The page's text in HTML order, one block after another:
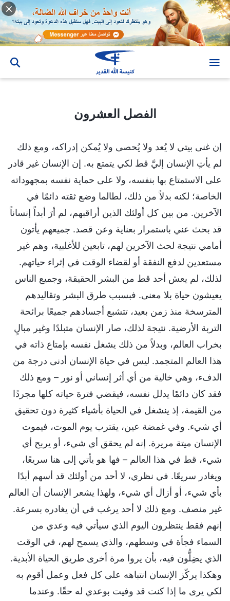
الفصل العشرون
إن غنى بيتي لا يُعد ولا يُحصى ولا يُمكن إدراكه، ومع ذلك
لم يأتِ الإنسان إليَّ قط لكي يتمتع به. إن الإنسان غير قادر
على الاستمتاع بها بنفسه، ولا على حماية نفسه بمجهوداته
الخاصة؛ لكنه بدلاً من ذلك، لطالما وضع ثقته دائمًا في
الآخرين. من بين كل أولئك الذين أراقبهم، لم أرَ أبداً إنساناً
قد بحث عني باستمرار بعناية وعن قصد. جميعهم يأتون
أمامي نتيجة لحث الآخرين لهم، تابعين للأغلبية، وهم غير
مستعدين لدفع النفقة أو لقضاء الوقت في إثراء حياتهم.
لذلك، لم يعش أحد قط من البشر الحقيقة، وجميع الناس
يعيشون حياة بلا معنى. فبسبب طرق البشر وتقاليدهم
المترسخة منذ زمن بعيد، تتشبع أجسادهم جميعًا برائحة
التربة الأرضية. نتيجة لذلك، صار الإنسان متبلدًا وغير مبالٍ
بخراب العالم، وبدلاً من ذلك يشغل نفسه بإمتاع ذاته في
هذا العالم المتجمد. ليس في حياة الإنسان أدنى درجة من
الدفء، وهي خالية من أي أثر إنساني أو نور – ومع ذلك
فقد كان دائمًا يدلل نفسه، فيقضي فترة حياته كلها مجردًا
من القيمة، إذ ينشغل في الحياة بأشياء كثيرة دون تحقيق
أي شيء. وفي غمضة عين، يقترب يوم الموت، فيموت
الإنسان ميتة مريرة. إنه لم يحقق أي شيء، أو يربح أي
شيء، قط في هذا العالم – فها هو يأتي إلى هنا سريعًا،
ويغادر سريعًا. في نظري، لا أحد من أولئك قد أسهم أبدًا
بأي شيء، أو أزال أي شيء، ولهذا يشعر الإنسان أن العالم
غير منصف. ومع ذلك لا أحد يرغب في أن يغادره بسرعة.
إنهم فقط ينتظرون اليوم الذي سيأتي فيه وعدي من
السماء فجأة في وسطهم، والذي يسمح لهم، في الوقت
الذي يضِلُّون فيه، بأن يروا مرة أخرى طريق الحياة الأبدية.
وهكذا يركّز الإنسان انتباهه على كل فعل وعمل أقوم به
لكي يرى ما إذا كنت قد وفيت بوعدي له حقًا. وعندما